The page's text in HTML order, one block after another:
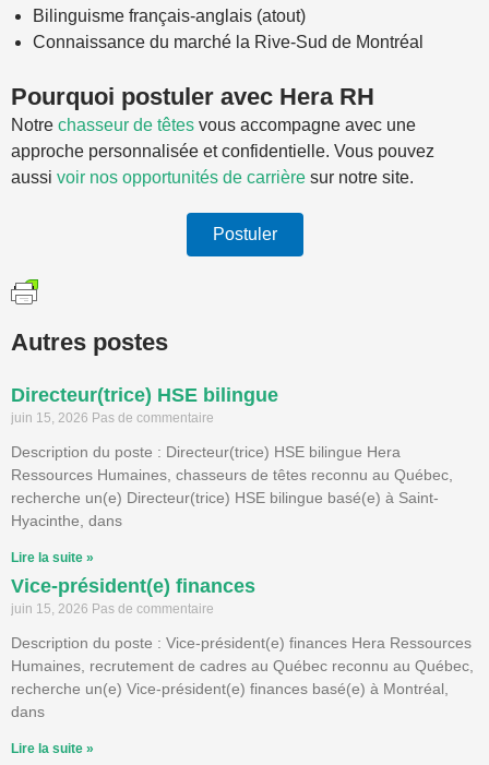
Bilinguisme français-anglais (atout)
Connaissance du marché la Rive-Sud de Montréal
Pourquoi postuler avec Hera RH
Notre chasseur de têtes vous accompagne avec une
approche personnalisée et confidentielle. Vous pouvez
aussi voir nos opportunités de carrière sur notre site.
Postuler
Autres postes
Directeur(trice) HSE bilingue
juin 15, 2026 Pas de commentaire
Description du poste : Directeur(trice) HSE bilingue Hera
Ressources Humaines, chasseurs de têtes reconnu au Québec,
recherche un(e) Directeur(trice) HSE bilingue basé(e) à Saint-
Hyacinthe, dans
Lire la suite »
Vice-président(e) finances
juin 15, 2026 Pas de commentaire
Description du poste : Vice-président(e) finances Hera Ressources
Humaines, recrutement de cadres au Québec reconnu au Québec,
recherche un(e) Vice-président(e) finances basé(e) à Montréal,
dans
Lire la suite »